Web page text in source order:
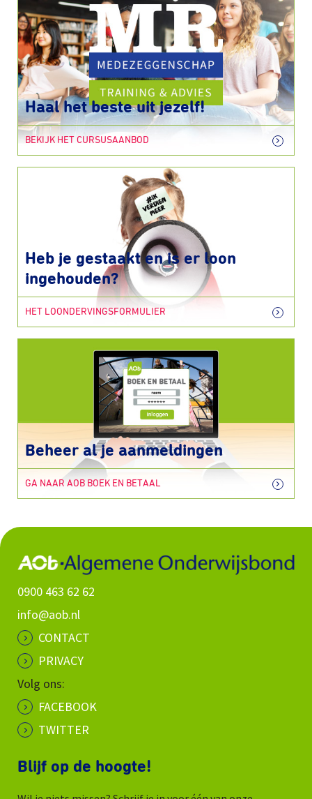
Haal het beste uit jezelf!
BEKIJK HET CURSUSAANBOD
Heb je gestaakt en is er loon
ingehouden?
HET LOONDERVINGSFORMULIER
Beheer al je aanmeldingen
GA NAAR AOB BOEK EN BETAAL
0900 463 62 62
info@aob.nl
CONTACT
PRIVACY
Volg ons:
FACEBOOK
TWITTER
Blijf op de hoogte!